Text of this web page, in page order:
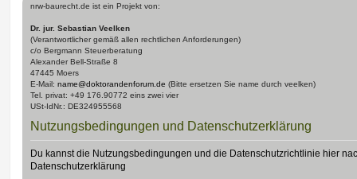
nrw-baurecht.de ist ein Projekt von:
Dr. jur. Sebastian Veelken
(Verantwortlicher gemäß allen rechtlichen Anforderungen)
c/o Bergmann Steuerberatung
Alexander Bell-Straße 8
47445 Moers
E-Mail: name@doktorandenforum.de (Bitte ersetzen Sie name durch veelken)
Tel. privat: +49 176.90772 eins zwei vier
USt-IdNr.: DE324955568
Nutzungsbedingungen und Datenschutzerklärung
Du kannst die Nutzungsbedingungen und die Datenschutzrichtlinie hier
Datenschutzerklärung